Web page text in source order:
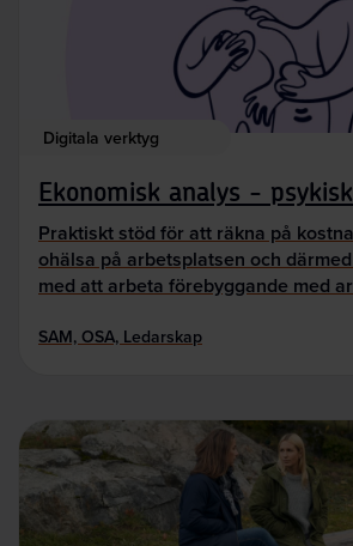
Digitala verktyg
Ekonomisk analys -
Praktiskt stöd för att räkna på
ohälsa på arbetsplatsen och
med att arbeta förebyggande med
SAM, OSA, Ledarskap